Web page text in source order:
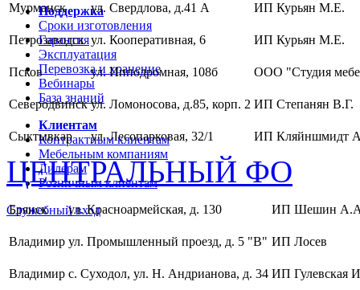
Поддержка
Сроки изготовления
Гарантия
Эксплуатация
Перевозка и хранение
Вебинары
База знаний
Клиентам
Контрактным клиентам
Мебельным компаниям
Дилерам
Розничным клиентам
Служебный вход
Мурманск ул. Свердлова, д.41 А ИП Курьян М.Е.
Петрозаводск ул. Кооперативная, 6 ИП Курьян М.Е.
Псков ул. Ипподромная, 108б ООО "Студия
Северодвинск ул. Ломоносова, д.85, корп. 2 ИП Степанян В.Г.
Сыктывкар ул. Лесопарковая, 32/1 ИП Кляйншмидт
ЦЕНТРАЛЬНЫЙ ФО
Брянск ул. Красноармейская, д. 130 ИП Шешин
Владимир ул. Промышленный проезд, д. 5 "В" ИП Лосев
Владимир с. Суходол, ул. Н. Андрианова, д. 34 ИП Гулевская